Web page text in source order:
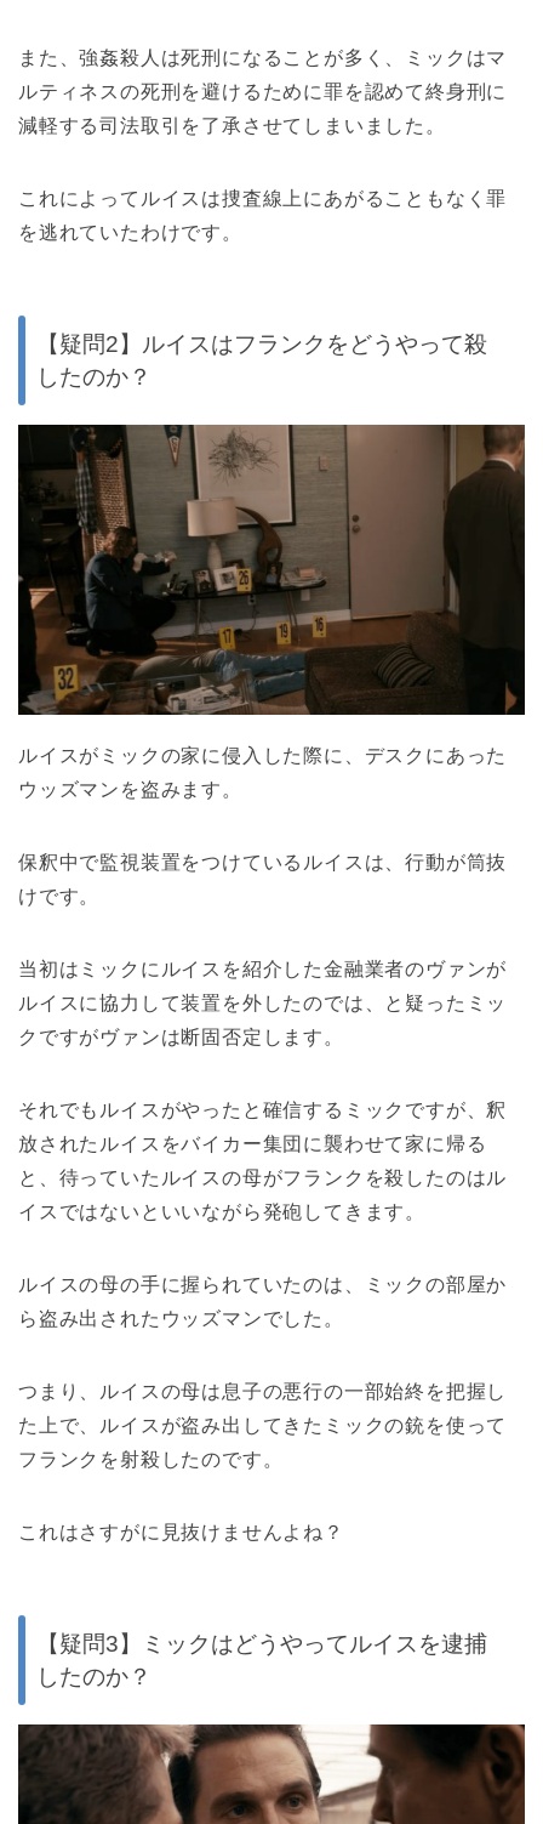
また、強姦殺人は死刑になることが多く、ミックはマ
ルティネスの死刑を避けるために罪を認めて終身刑に
減軽する司法取引を了承させてしまいました。
これによってルイスは捜査線上にあがることもなく罪
を逃れていたわけです。
【疑問2】ルイスはフランクをどうやって殺
したのか？
ルイスがミックの家に侵入した際に、デスクにあった
ウッズマンを盗みます。
保釈中で監視装置をつけているルイスは、行動が筒抜
けです。
当初はミックにルイスを紹介した金融業者のヴァンが
ルイスに協力して装置を外したのでは、と疑ったミッ
クですがヴァンは断固否定します。
それでもルイスがやったと確信するミックですが、釈
放されたルイスをバイカー集団に襲わせて家に帰る
と、待っていたルイスの母がフランクを殺したのはル
イスではないといいながら発砲してきます。
ルイスの母の手に握られていたのは、ミックの部屋か
ら盗み出されたウッズマンでした。
つまり、ルイスの母は息子の悪行の一部始終を把握し
た上で、ルイスが盗み出してきたミックの銃を使って
フランクを射殺したのです。
これはさすがに見抜けませんよね？
【疑問3】ミックはどうやってルイスを逮捕
したのか？